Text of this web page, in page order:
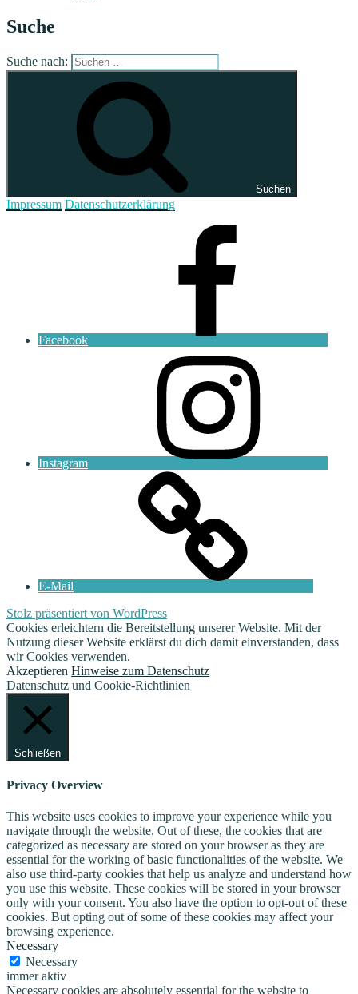
Suche
Suche nach:
Suchen
Impressum Datenschutzerklärung
Facebook
Instagram
E-Mail
Stolz präsentiert von WordPress
Cookies erleichtern die Bereitstellung unserer Website. Mit der
Nutzung dieser Website erklärst du dich damit einverstanden, dass
wir Cookies verwenden.
Akzeptieren Hinweise zum Datenschutz
Datenschutz und Cookie-Richtlinien
Schließen
Privacy Overview
This website uses cookies to improve your experience while you
navigate through the website. Out of these, the cookies that are
categorized as necessary are stored on your browser as they are
essential for the working of basic functionalities of the website. We
also use third-party cookies that help us analyze and understand how
you use this website. These cookies will be stored in your browser
only with your consent. You also have the option to opt-out of these
cookies. But opting out of some of these cookies may affect your
browsing experience.
Necessary
Necessary
immer aktiv
Necessary cookies are absolutely essential for the website to